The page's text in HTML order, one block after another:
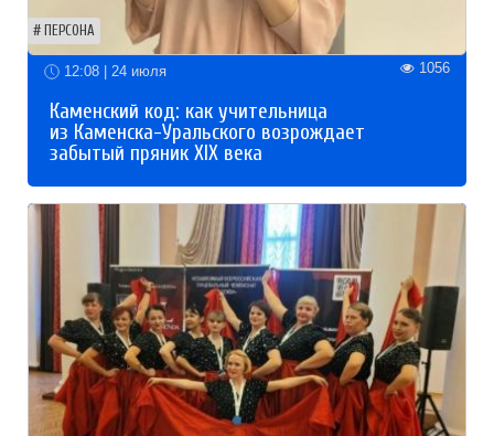
ПЕРСОНА
12:08 | 24 июля 1056
Каменский код: как учительница
из Каменска-Уральского возрождает
забытый пряник XIX века